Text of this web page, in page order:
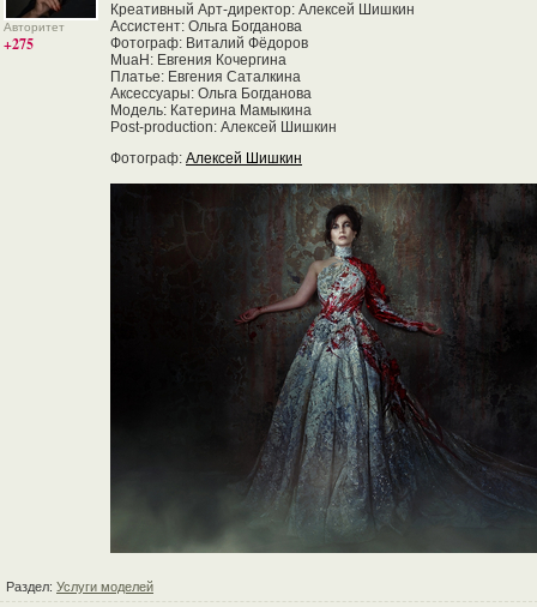
Авторитет
+275
Креативный Арт-директор: Алексей Шишкин
Ассистент: Ольга Богданова
Фотограф: Виталий Фёдоров
MuaH: Евгения Кочергина
Платье: Евгения Саталкина
Аксессуары: Ольга Богданова
Модель: Катерина Мамыкина
Post-production: Алексей Шишкин
Фотограф: Алексей Шишкин
Раздел: Услуги моделей